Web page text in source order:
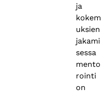
ja
kokem
uksien
jakami
sessa
mento
rointi
on